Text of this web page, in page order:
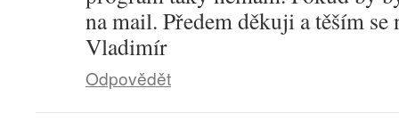
na mail. Předem děkuji a těším se
Vladimír
Odpovědět